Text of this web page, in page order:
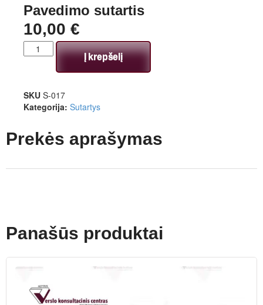
Pavedimo sutartis
10,00 €
Į krepšelį
SKU S-017
Kategorija: Sutartys
Prekės aprašymas
Panašūs produktai